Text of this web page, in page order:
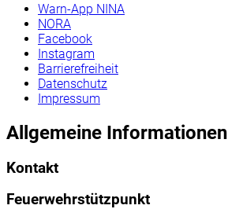
Warn-App NINA
NORA
Facebook
Instagram
Barrierefreiheit
Datenschutz
Impressum
Allgemeine Informationen
Kontakt
Feuerwehrstützpunkt